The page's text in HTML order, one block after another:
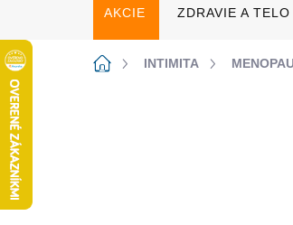
AKCIE ZDRAVIE A TELO
DomovINTIMITA